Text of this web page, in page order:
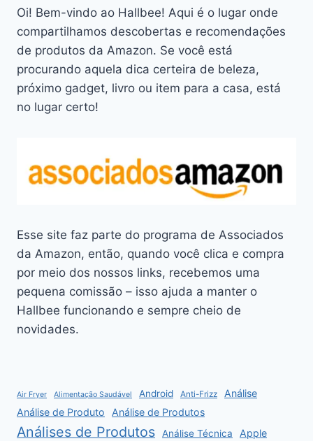
Oi! Bem-vindo ao Hallbee! Aqui é o lugar onde
compartilhamos descobertas e recomendações
de produtos da Amazon. Se você está
procurando aquela dica certeira de beleza,
próximo gadget, livro ou item para a casa, está
no lugar certo!
Esse site faz parte do programa de Associados
da Amazon, então, quando você clica e compra
por meio dos nossos links, recebemos uma
pequena comissão – isso ajuda a manter o
Hallbee funcionando e sempre cheio de
novidades.
Air Fryer Alimentação Saudável Android Anti-Frizz
Análise
Análise de Produto
Análise de Produtos
Análises de Produtos Análise Técnica Apple